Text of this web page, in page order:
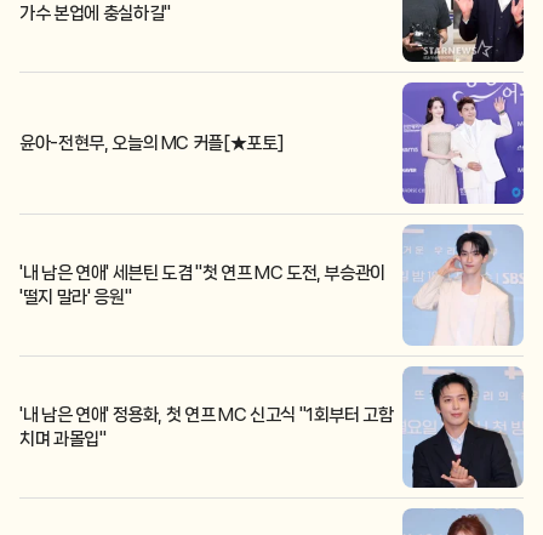
가수 본업에 충실하길"
윤아-전현무, 오늘의 MC 커플[★포토]
'내 남은 연애' 세븐틴 도겸 "첫 연프 MC 도전, 부승관이
'떨지 말라' 응원"
'내 남은 연애' 정용화, 첫 연프 MC 신고식 "1회부터 고함
치며 과몰입"